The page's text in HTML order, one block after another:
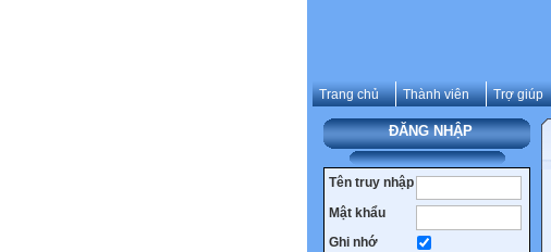
Trang chủ Thành viên Trợ giúp
ĐĂNG NHẬP
Tên truy nhập
Mật khẩu
Ghi nhớ